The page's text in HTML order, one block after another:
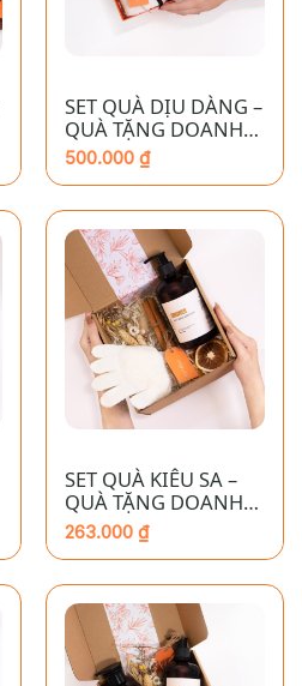
SET QUÀ DỊU DÀNG –
QUÀ TẶNG DOANH
NGHIỆP CAO CẤP
500.000 ₫
SET QUÀ KIÊU SA –
QUÀ TẶNG DOANH
NGHIỆP CAO CẤP
263.000 ₫